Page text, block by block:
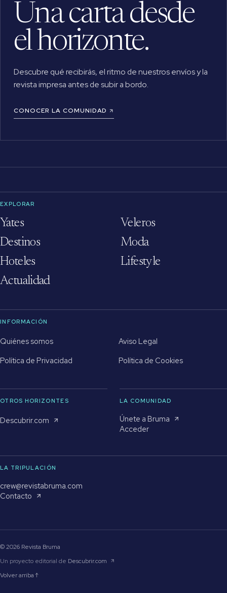
Una carta desde
el horizonte.
Descubre qué recibirás, el ritmo de nuestros envíos y la
revista impresa antes de subir a bordo.
CONOCER LA COMUNIDAD
EXPLORAR
Yates
Veleros
Destinos
Moda
Hoteles
Lifestyle
Actualidad
INFORMACIÓN
Quiénes somos
Aviso Legal
Política de Privacidad
Política de Cookies
OTROS HORIZONTES
Descubrir.com
LA COMUNIDAD
Únete a Bruma
Acceder
LA TRIPULACIÓN
crew@revistabruma.com
Contacto
© 2026 Revista Bruma
Un proyecto editorial de Descubrir.com
Volver arriba ↑